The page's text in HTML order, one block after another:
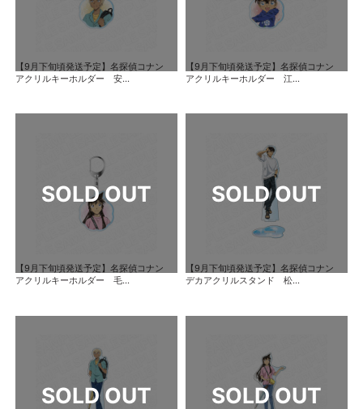
【9月下旬頃発送予定】名探偵コナン
アクリルキーホルダー 安...
【9月下旬頃発送予定】名探偵コナン
アクリルキーホルダー 江...
【9月下旬頃発送予定】名探偵コナン
アクリルキーホルダー 毛...
【9月下旬頃発送予定】名探偵コナン
デカアクリルスタンド 松...